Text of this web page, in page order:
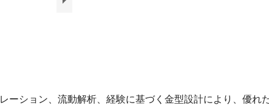
ーション、流動解析、経験に基づく金型設計により、優れ